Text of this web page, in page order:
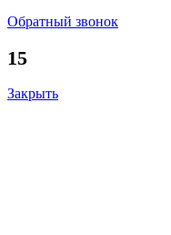
Обратный звонок
15
Закрыть